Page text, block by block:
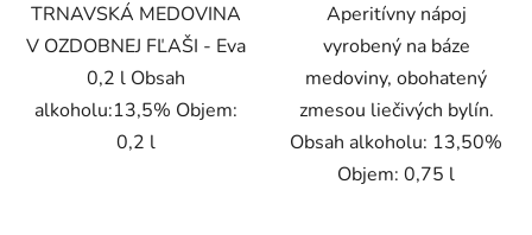
TRNAVSKÁ MEDOVINA
V OZDOBNEJ FĽAŠI - Eva
0,2 l Obsah
alkoholu:13,5% Objem:
0,2 l
Aperitívny nápoj
vyrobený na báze
medoviny, obohatený
zmesou liečivých bylín.
Obsah alkoholu: 13,50%
Objem: 0,75 l